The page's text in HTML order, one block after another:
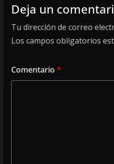
Deja un
Tu dirección de correo
Los campos obligatorios
Comentario *